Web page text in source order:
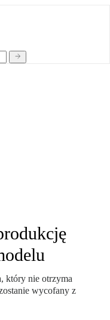
który nie otrzyma
wycofany z